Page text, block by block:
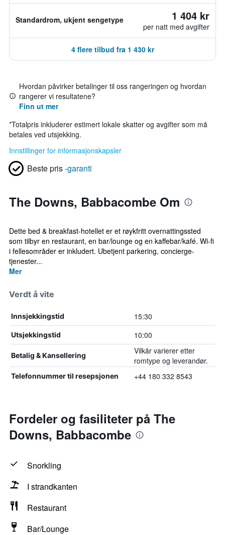
Standardrom, ukjent sengetype 1 404 kr
per natt med avgifter
4 flere tilbud fra 1 430 kr
Hvordan påvirker betalinger til oss rangeringen og hvordan
rangerer vi resultatene?
Finn ut mer
*Totalpris inkluderer estimert lokale skatter og avgifter som må
betales ved utsjekking.
Innstillinger for informasjonskapsler
Beste pris-garanti
The Downs, Babbacombe Om
Dette bed & breakfast-hotellet er et røykfritt overnattingssted
som tilbyr en restaurant, en bar/lounge og en kaffebar/kafé. Wi-fi
i fellesområder er inkludert. Ubetjent parkering, concierge-
tjenester...
Mer
Verdt å vite
Innsjekkingstid 15:30
Utsjekkingstid 10:00
Betalig & Kansellering
Vilkår varierer etter
romtype og leverandør.
Telefonnummer til resepsjonen +44 180 332 8543
Fordeler og fasiliteter på The
Downs, Babbacombe
Snorkling
I strandkanten
Restaurant
Bar/Lounge